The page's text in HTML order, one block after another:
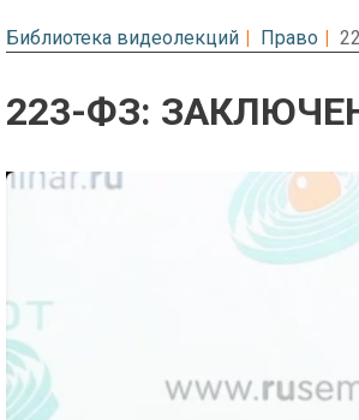
Библиотека видеолекций Право
223-ФЗ:
Предварительный